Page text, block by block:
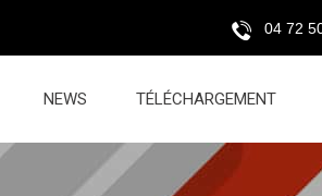
04 72
NEWS TÉLÉCHARGEMENT